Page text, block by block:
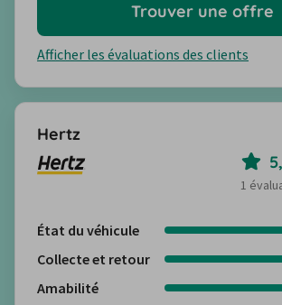
Afficher les évaluations des clients
Trouver une offre
Hertz
1
État du véhicule
Collecte et retour
Amabilité